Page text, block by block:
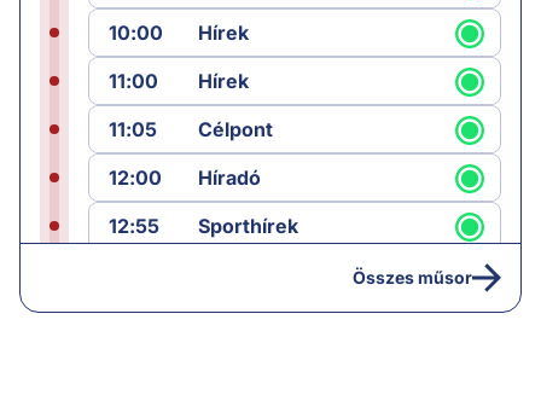
10:00
Hírek
11:00
Hírek
11:05
Célpont
12:00
Híradó
12:55
Sporthírek
Összes műsor